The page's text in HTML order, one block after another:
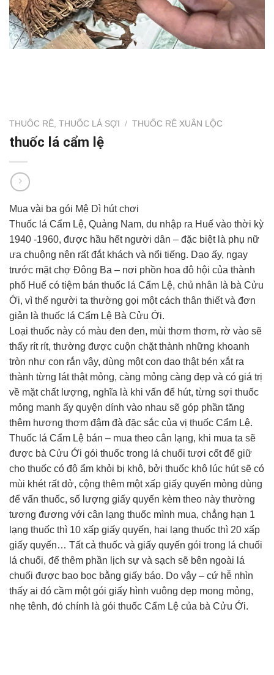
THUÔC RÊ, THUỐC LÁ SỢI / THUỐC RÊ XUÂN LỘC
thuốc lá cẩm lệ
Mua vài ba gói Mệ Dì hút chơi
Thuốc lá Cẩm Lệ, Quảng Nam, du nhập ra Huế vào thời kỳ
1940 -1960, được hầu hết người dân – đặc biệt là phụ nữ
ưa chuộng nên rất đắt khách và nổi tiếng. Dạo ấy, ngay
trước mặt chợ Đông Ba – nơi phồn hoa đô hội của thành
phố Huế có tiệm bán thuốc lá Cẩm Lệ, chủ nhân là bà Cửu
Ới, vì thế người ta thường gọi một cách thân thiết và đơn
giản là thuốc lá Cẩm Lệ Bà Cửu Ới.
Loại thuốc này có màu đen đen, mùi thơm thơm, rờ vào sẽ
thấy rít rít, thường được cuộn chặt thành những khoanh
tròn như con rắn vậy, dùng một con dao thật bén xắt ra
thành từng lát thật mỏng, càng mỏng càng đẹp và có giá trị
về mặt chất lượng, nghĩa là khi vấn để hút, từng sợi thuốc
mỏng manh ấy quyện dính vào nhau sẽ góp phần tăng
thêm hương thơm đậm đà đặc sắc của vị thuốc Cẩm Lệ.
Thuốc lá Cẩm Lệ bán – mua theo cân lạng, khi mua ta sẽ
được bà Cửu Ới gói thuốc trong lá chuối tươi cốt để giữ
cho thuốc có độ ẩm khỏi bị khô, bởi thuốc khô lúc hút sẽ có
mùi khét rất dở, cộng thêm một xấp giấy quyến mỏng dùng
để vấn thuốc, số lượng giấy quyến kèm theo này thường
tương đương với cân lạng thuốc mình mua, chẳng hạn 1
lạng thuốc thì 10 xấp giấy quyến, hai lạng thuốc thì 20 xấp
giấy quyến… Tất cả thuốc và giấy quyến gói trong lá chuối
lá chuối, để thêm phần lịch sự và sạch sẽ bên ngoài lá
chuối được bao bọc bằng giấy báo. Do vậy – cứ hễ nhìn
thấy ai đó cầm một gói giấy hình vuông dẹp mong mỏng,
nhẹ tênh, đó chính là gói thuốc Cẩm Lệ của bà Cửu Ới.